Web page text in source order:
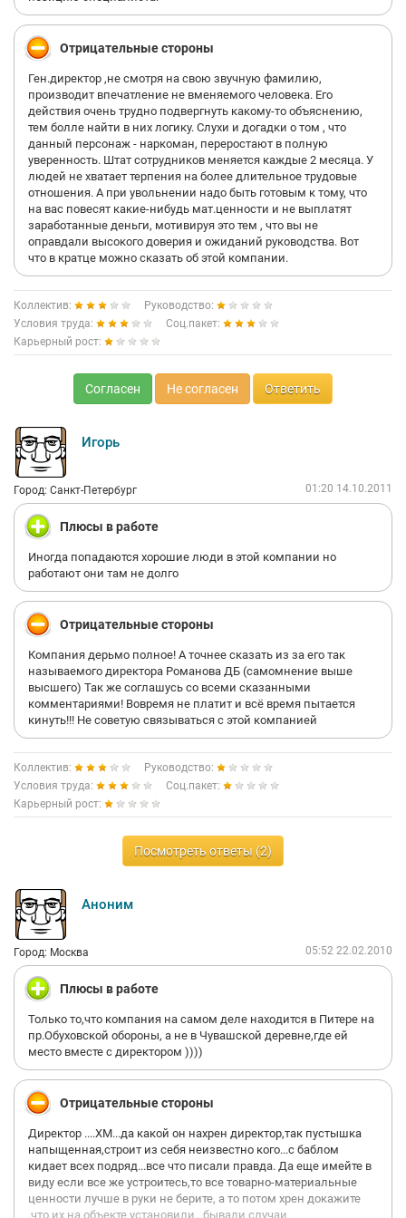
Отрицательные стороны
Ген.директор ,не смотря на свою звучную фамилию,
производит впечатление не вменяемого человека. Его
действия очень трудно подвергнуть какому-то объяснению,
тем болле найти в них логику. Слухи и догадки о том , что
данный персонаж - наркоман, переростают в полную
уверенность. Штат сотрудников меняется каждые 2 месяца. У
людей не хватает терпения на более длительное трудовые
отношения. А при увольнении надо быть готовым к тому, что
на вас повесят какие-нибудь мат.ценности и не выплатят
заработанные деньги, мотивируя это тем , что вы не
оправдали высокого доверия и ожиданий руководства. Вот
что в кратце можно сказать об этой компании.
Коллектив:
Руководство:
Условия труда:
Соц.пакет:
Карьерный рост:
Согласен Не согласен Ответить
Игорь
Город: Санкт-Петербург 01:20 14.10.2011
Плюсы в работе
Иногда попадаются хорошие люди в этой компании но
работают они там не долго
Отрицательные стороны
Компания дерьмо полное! А точнее сказать из за его так
называемого директора Романова ДБ (самомнение выше
высшего) Так же соглашусь со всеми сказанными
комментариями! Вовремя не платит и всё время пытается
кинуть!!! Не советую связываться с этой компанией
Коллектив:
Руководство:
Условия труда:
Соц.пакет:
Карьерный рост:
Посмотреть ответы (2)
Аноним
Город: Москва 05:52 22.02.2010
Плюсы в работе
Только то,что компания на самом деле находится в Питере на
пр.Обуховской обороны, а не в Чувашской деревне,где ей
место вместе с директором ))))
Отрицательные стороны
Директор ....ХМ...да какой он нахрен директор,так пустышка
напыщенная,строит из себя неизвестно кого...с баблом
кидает всех подряд...все что писали правда. Да еще имейте в
виду если все же устроитесь,то все товарно-материальные
ценности лучше в руки не берите, а то потом хрен докажите
,что их на объекте установили...бывали случаи